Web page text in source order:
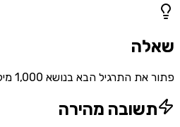
שאלה
פתור את התרגיל הבא בנושא 1,000 מילים ראשונות - חלק 16 (לפי אותיות)
תשובה מהירה